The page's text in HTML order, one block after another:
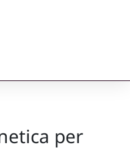
per